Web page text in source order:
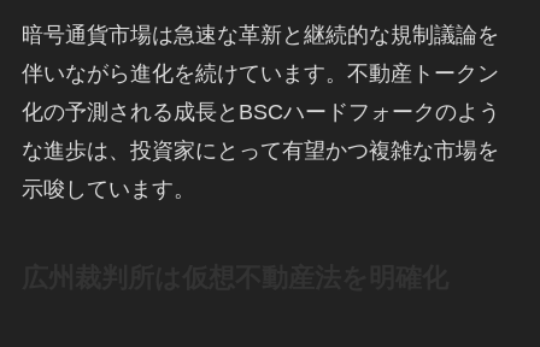
暗号通貨市場は急速な革新と継続的な規制議論を
伴いながら進化を続けています。不動産トークン
化の予測される成長とBSCハードフォークのよう
な進歩は、投資家にとって有望かつ複雑な市場を
示唆しています。